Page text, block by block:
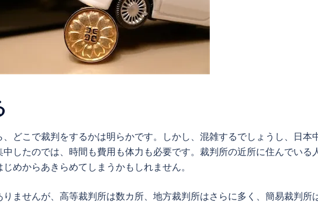
どこで裁判をするかは明らかです。しかし、混雑するでしょうし、日本
したのでは、時間も費用も体力も必要です。裁判所の近所に住んでいる
めからあきらめてしまうかもしれません。
ませんが、高等裁判所は数カ所、地方裁判所はさらに多く、簡易裁判所